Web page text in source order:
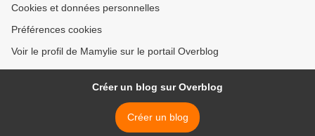
Cookies et données personnelles
Préférences cookies
Voir le profil de Mamylie sur le portail Overblog
Créer un blog sur Overblog
Créer un blog